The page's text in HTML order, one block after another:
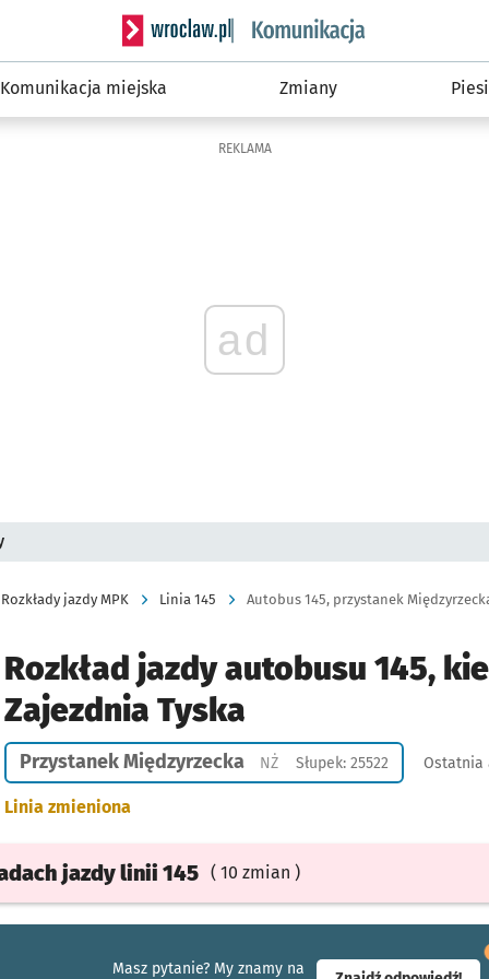
Serwis informacyjny wroclaw.pl podserwis:
Komunikacja miejska Zmiany Piesi
REKLAMA
ad
Rozkłady jazdy MPK Linia 145 Autobus 145, przystanek
Rozkład jazdy autobusu 145,
Zajezdnia Tyska
Przystanek Międzyrzecka NŻPrzystanek na życzenie
Słupek: 25522 Ostatnia
Linia zmieniona
jazdylinii 145 ( 10 zmian )
Masz pytanie? My znamy na